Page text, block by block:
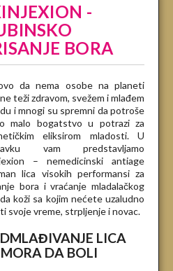
-
BORA
da nema osobe na planeti
teži zdravom, svežem i mlađem
i mnogi su spremni da potroše
malo bogatstvo u potrazi za
eliksirom mladosti. U
vam predstavljamo
– nemedicinski antiage
lica visokih performansi za
bora i vraćanje mladalačkog
koži sa kojim nećete uzaludno
svoje vreme, strpljenje i novac.
LICA
DA BOLI